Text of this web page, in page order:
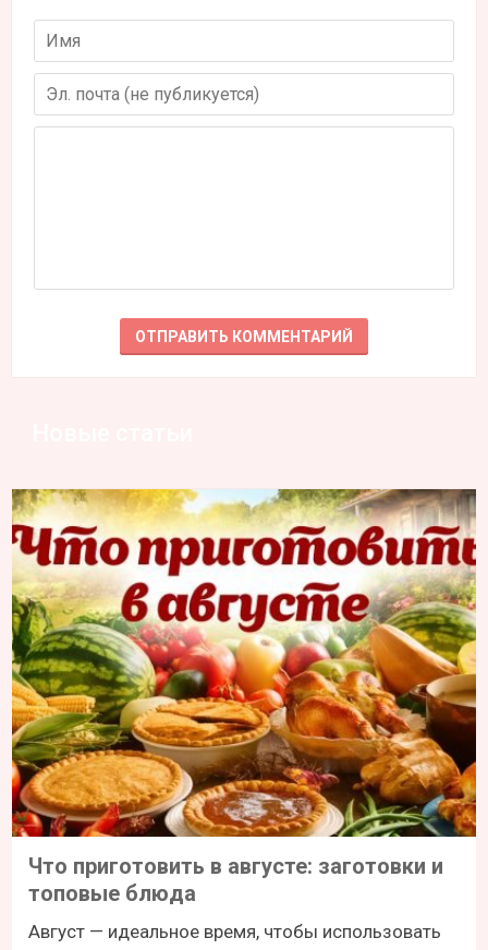
Что приготовить в августе: заготовки и
топовые блюда
Август — идеальное время, чтобы использовать